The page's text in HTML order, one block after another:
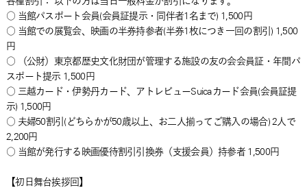
○ 当館パスポート会員(会員証提示・同伴者1名まで) 1,500円
○ 当館での展覧会、映画の半券持参者(半券1枚につき一回の割引) 1,500
円
○ （公財）東京都歴史文化財団が管理する施設の友の会会員証・年間パ
スポート提示 1,500円
○ 三越カード・伊勢丹カード、アトレビューSuicaカード会員(会員証提
示) 1,500円
○ 夫婦50割引(どちらかが50歳以上、お二人揃ってご購入の場合) 2人で
2,200円
○ 当館が発行する映画優待割引引換券（支援会員）持参者 1,500円
【初日舞台挨拶回】